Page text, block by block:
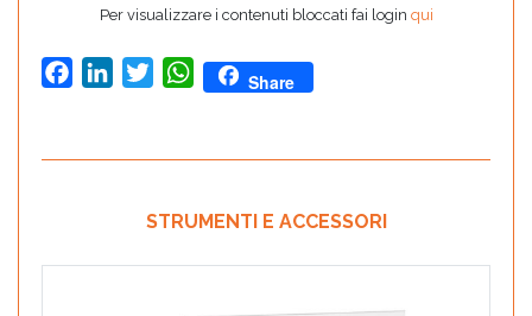
Per visualizzare i contenuti bloccati fai login qui
FacebookLinkedInTwitterWhatsApp
Share
STRUMENTI E ACCESSORI